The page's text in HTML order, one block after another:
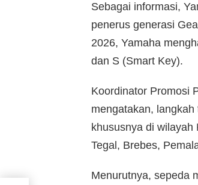
Sebagai informasi,
penerus generasi
2026, Yamaha
dan S (Smart Key).
Koordinator Promosi
mengatakan,
khususnya di
Tegal, Brebes,
Menurutnya, sepeda